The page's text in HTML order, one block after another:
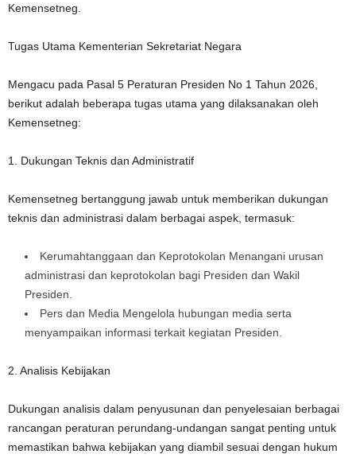
Kemensetneg.
Tugas Utama Kementerian Sekretariat Negara
Mengacu pada Pasal 5 Peraturan Presiden No 1 Tahun 2026,
berikut adalah beberapa tugas utama yang dilaksanakan oleh
Kemensetneg:
1. Dukungan Teknis dan Administratif
Kemensetneg bertanggung jawab untuk memberikan dukungan
teknis dan administrasi dalam berbagai aspek, termasuk:
Kerumahtanggaan dan Keprotokolan Menangani urusan
administrasi dan keprotokolan bagi Presiden dan Wakil
Presiden.
Pers dan Media Mengelola hubungan media serta
menyampaikan informasi terkait kegiatan Presiden.
2. Analisis Kebijakan
Dukungan analisis dalam penyusunan dan penyelesaian berbagai
rancangan peraturan perundang-undangan sangat penting untuk
memastikan bahwa kebijakan yang diambil sesuai dengan hukum